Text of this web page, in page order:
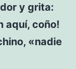
y grita:
aquí, coño!
«nadie